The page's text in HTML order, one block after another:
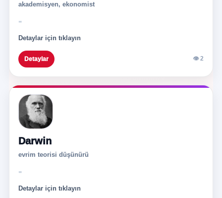
akademisyen, ekonomist
-
Detaylar için tıklayın
Detaylar 👁 2
Darwin
evrim teorisi düşünürü
-
Detaylar için tıklayın